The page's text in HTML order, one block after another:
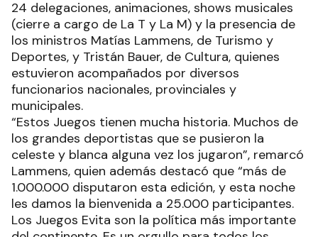
24 delegaciones, animaciones, shows musicales
(cierre a cargo de La T y La M) y la presencia de
los ministros Matías Lammens, de Turismo y
Deportes, y Tristán Bauer, de Cultura, quienes
estuvieron acompañados por diversos
funcionarios nacionales, provinciales y
municipales.
“Estos Juegos tienen mucha historia. Muchos de
los grandes deportistas que se pusieron la
celeste y blanca alguna vez los jugaron”, remarcó
Lammens, quien además destacó que “más de
1.000.000 disputaron esta edición, y esta noche
les damos la bienvenida a 25.000 participantes.
Los Juegos Evita son la política más importante